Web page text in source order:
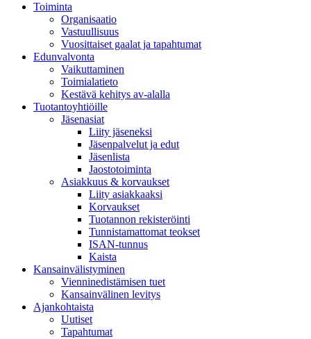
Toiminta
Organisaatio
Vastuullisuus
Vuosittaiset gaalat ja tapahtumat
Edunvalvonta
Vaikuttaminen
Toimialatieto
Kestävä kehitys av-alalla
Tuotantoyhtiöille
Jäsenasiat
Liity jäseneksi
Jäsenpalvelut ja edut
Jäsenlista
Jaostotoiminta
Asiakkuus & korvaukset
Liity asiakkaaksi
Korvaukset
Tuotannon rekisteröinti
Tunnistamattomat teokset
ISAN-tunnus
Kaista
Kansainvälistyminen
Vienninedistämisen tuet
Kansainvälinen levitys
Ajankohtaista
Uutiset
Tapahtumat